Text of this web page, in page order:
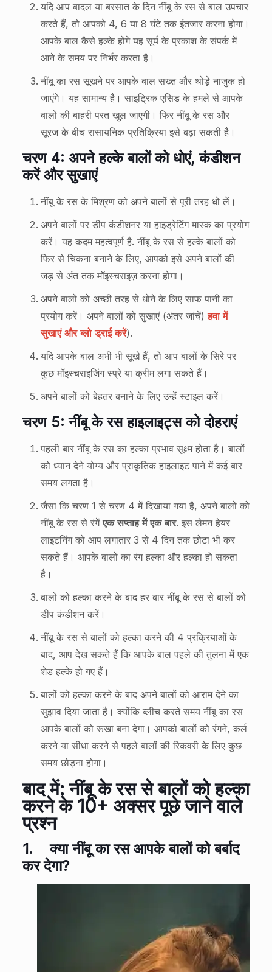
यदि आप बादल या बरसात के दिन नींबू के रस से बाल उपचार
करते हैं, तो आपको 4, 6 या 8 घंटे तक इंतजार करना होगा।
आपके बाल कैसे हल्के होंगे यह सूर्य के प्रकाश के संपर्क में
आने के समय पर निर्भर करता है।
नींबू का रस सूखने पर आपके बाल सख्त और थोड़े नाजुक हो
जाएंगे। यह सामान्य है। साइट्रिक एसिड के हमले से आपके
बालों की बाहरी परत खुल जाएगी। फिर नींबू के रस और
सूरज के बीच रासायनिक प्रतिक्रिया इसे बढ़ा सकती है।
चरण 4: अपने हल्के बालों को धोएं, कंडीशन
करें और सुखाएं
नींबू के रस के मिश्रण को अपने बालों से पूरी तरह धो लें।
अपने बालों पर डीप कंडीशनर या हाइड्रेटिंग मास्क का प्रयोग
करें। यह कदम महत्वपूर्ण है. नींबू के रस से हल्के बालों को
फिर से चिकना बनाने के लिए, आपको इसे अपने बालों की
जड़ से अंत तक मॉइस्चराइज़ करना होगा।
अपने बालों को अच्छी तरह से धोने के लिए साफ पानी का
प्रयोग करें। अपने बालों को सुखाएं (अंतर जांचें)हवा में
सुखाएं और ब्लो ड्राई करें).
यदि आपके बाल अभी भी सूखे हैं, तो आप बालों के सिरे पर
कुछ मॉइस्चराइजिंग स्प्रे या क्रीम लगा सकते हैं।
अपने बालों को बेहतर बनाने के लिए उन्हें स्टाइल करें।
चरण 5: नींबू के रस हाइलाइट्स को दोहराएं
पहली बार नींबू के रस का हल्का प्रभाव सूक्ष्म होता है। बालों
को ध्यान देने योग्य और प्राकृतिक हाइलाइट पाने में कई बार
समय लगता है।
जैसा कि चरण 1 से चरण 4 में दिखाया गया है, अपने बालों को
नींबू के रस से रंगेंएक सप्ताह में एक बार. इस लेमन हेयर
लाइटनिंग को आप लगातार 3 से 4 दिन तक छोटा भी कर
सकते हैं। आपके बालों का रंग हल्का और हल्का हो सकता
है।
बालों को हल्का करने के बाद हर बार नींबू के रस से बालों को
डीप कंडीशन करें।
नींबू के रस से बालों को हल्का करने की 4 प्रक्रियाओं के
बाद, आप देख सकते हैं कि आपके बाल पहले की तुलना में एक
शेड हल्के हो गए हैं।
बालों को हल्का करने के बाद अपने बालों को आराम देने का
सुझाव दिया जाता है। क्योंकि ब्लीच करते समय नींबू का रस
आपके बालों को रूखा बना देगा। आपको बालों को रंगने, कर्ल
करने या सीधा करने से पहले बालों की रिकवरी के लिए कुछ
समय छोड़ना होगा।
बाद में: नींबू के रस से बालों को हल्का
करने के 10+ अक्सर पूछे जाने वाले
प्रश्न
1.क्या नींबू का रस आपके बालों को बर्बाद
कर देगा?